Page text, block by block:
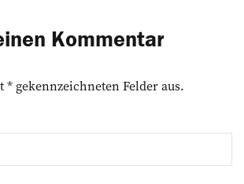
Kommentar
gekennzeichneten Felder aus.